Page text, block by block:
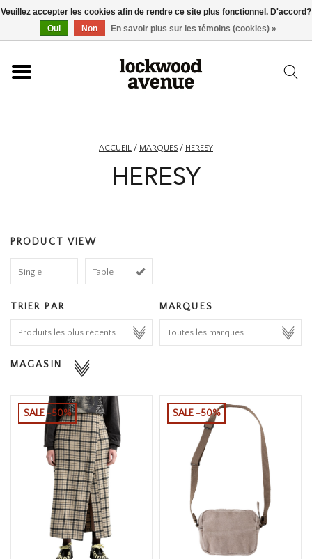
ACCUEIL
ACCESSOIRES
HOMEWARE
MARQUES
THE EDIT
ACCUEIL / MARQUES / HERESY
HERESY
PRODUCT VIEW
Single Table
TRIER PAR MARQUES
MAGASIN
SALE -50% SALE -50%
Veuillez accepter les cookies afin de rendre ce site plus fonctionnel. D'accord?
Oui
Non En savoir plus sur les témoins (cookies) »